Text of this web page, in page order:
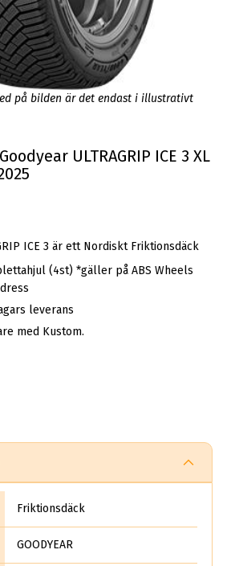
på bilden är det endast i illustrativt
ULTRAGRIP ICE 3 XL
ICE 3 är ett Nordiskt Friktionsdäck
(4st) *gäller på ABS Wheels
leverans
med Kustom.
Friktionsdäck
GOODYEAR